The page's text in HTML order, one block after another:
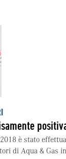
è stato
di Aqua & Gas